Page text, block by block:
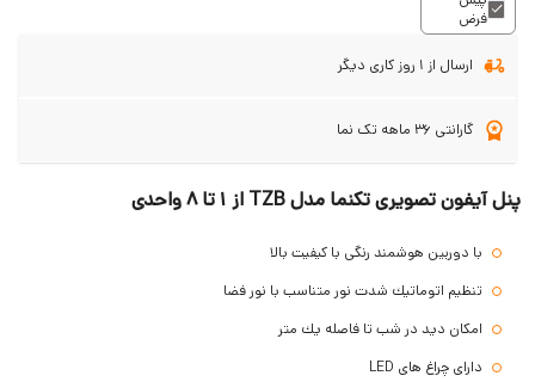
فرض
ارسال از 1 روز کاری دیگر
گارانتی 36 ماهه تک نما
پنل آیفون تصویری تکنما مدل TZB از 1 تا 8 واحدی
با دوربين هوشمند رنگی با كيفيت بالا
تنظيم اتوماتيك شدت نور متناسب با نور فضا
امكان ديد در شب تا فاصله يك متر
دارای چراغ های LED